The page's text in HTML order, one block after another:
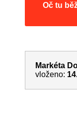
Oč tu
Markéta
vloženo: